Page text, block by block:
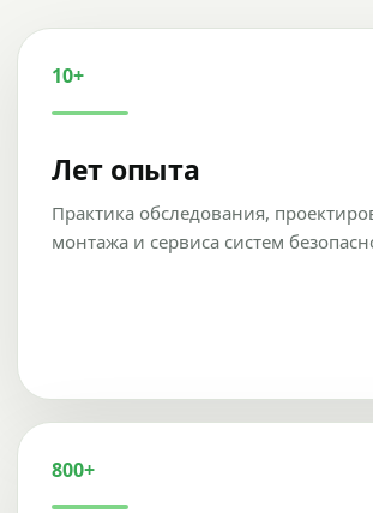
10+
Лет опыта
Практика обследования,
монтажа и сервиса систем
800+